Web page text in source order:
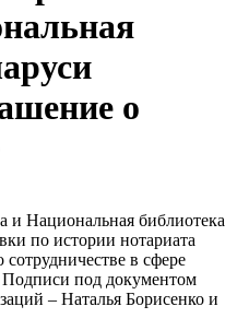
о
и Национальная библиотека
по истории нотариата
в сфере
под документом
– Наталья Борисенко и